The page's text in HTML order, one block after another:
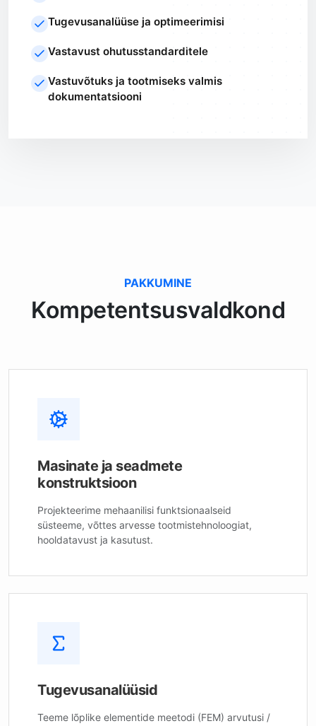
Tugevusanalüüse ja optimeerimisi
Vastavust ohutusstandarditele
Vastuvõtuks ja tootmiseks valmis
dokumentatsiooni
PAKKUMINE
Kompetentsusvaldkond
Masinate ja seadmete
konstruktsioon
Projekteerime mehaanilisi funktsionaalseid
süsteeme, võttes arvesse tootmistehnoloogiat,
hooldatavust ja kasutust.
Tugevusanalüüsid
Teeme lõplike elementide meetodi (FEM) arvutusi /